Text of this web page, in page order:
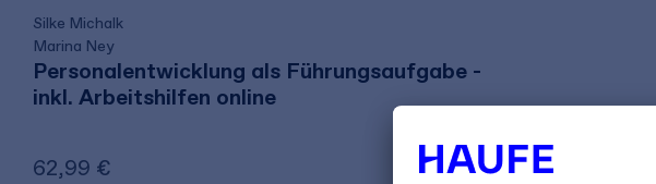
Silke Michalk
Marina Ney
Personalentwicklung als Führungsaufgabe -
inkl. Arbeitshilfen online
62,99 €